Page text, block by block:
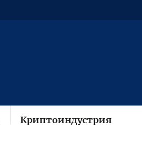
Криптоиндустрия